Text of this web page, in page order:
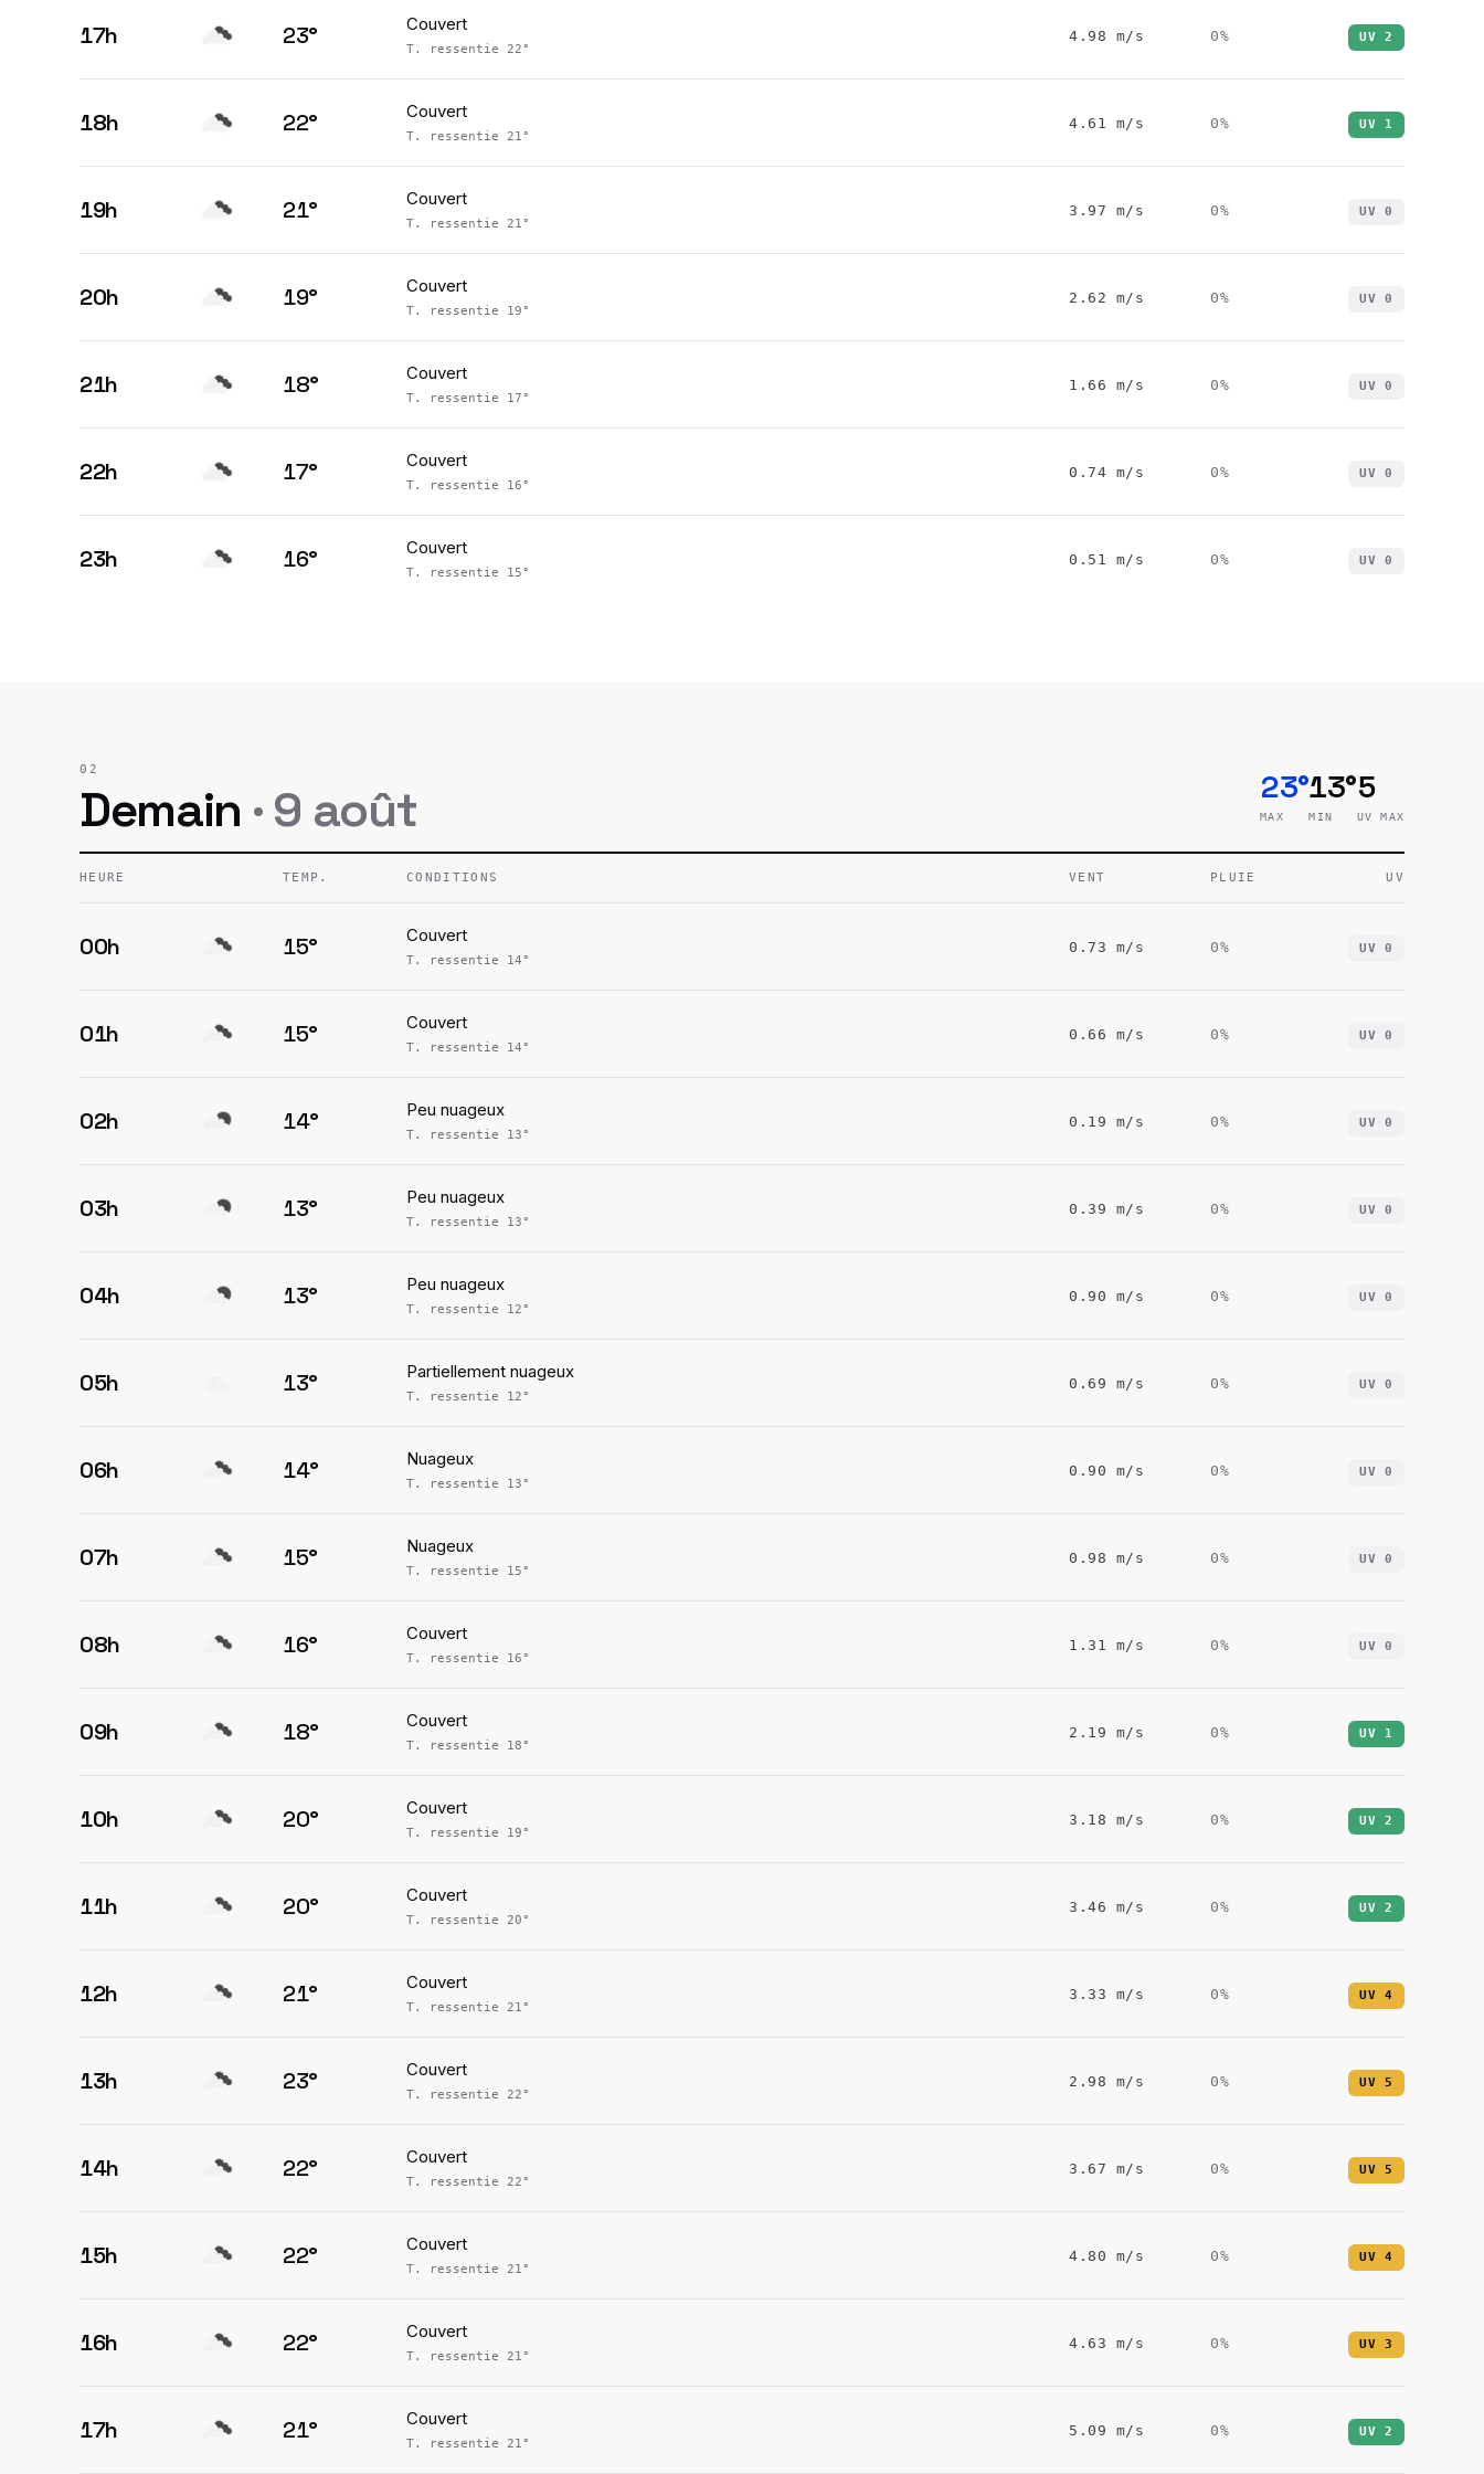
17h 23° Couvert
T. ressentie 22°
4.98 m/s 0% UV2
18h 22° Couvert
T. ressentie 21°
4.61 m/s 0% UV 1
19h 21° Couvert
T. ressentie 21°
3.97 m/s 0% UV0
20h 19° Couvert
T. ressentie 19°
2.62 m/s 0% UV0
21h 18° Couvert
T. ressentie 17°
1.66 m/s 0% UV0
22h 17° Couvert
T. ressentie 16°
0.74 m/s 0% UV0
23h 16° Couvert
T. ressentie 15°
0.51 m/s 0% UV0
02
Demain ·9 août 23°
MAX
13°
MIN
5
UV MAX
HEURE TEMP. CONDITIONS VENT PLUIE UV
00h 15° Couvert
T. ressentie 14°
0.73 m/s 0% UV0
01h 15° Couvert
T. ressentie 14°
0.66 m/s 0% UV0
02h 14° Peu nuageux
T. ressentie 13°
0.19 m/s 0% UV0
03h 13° Peu nuageux
T. ressentie 13°
0.39 m/s 0% UV0
04h 13° Peu nuageux
T. ressentie 12°
0.90 m/s 0% UV0
05h 13° Partiellement nuageux
T. ressentie 12°
0.69 m/s 0% UV0
06h 14° Nuageux
T. ressentie 13°
0.90 m/s 0% UV0
07h 15° Nuageux
T. ressentie 15°
0.98 m/s 0% UV0
08h 16° Couvert
T. ressentie 16°
1.31 m/s 0% UV0
09h 18° Couvert
T. ressentie 18°
2.19 m/s 0% UV 1
10h 20° Couvert
T. ressentie 19°
3.18 m/s 0% UV2
11h 20° Couvert
T. ressentie 20°
3.46 m/s 0% UV2
12h 21° Couvert
T. ressentie 21°
3.33 m/s 0% UV4
13h 23° Couvert
T. ressentie 22°
2.98 m/s 0% UV 5
14h 22° Couvert
T. ressentie 22°
3.67 m/s 0% UV 5
15h 22° Couvert
T. ressentie 21°
4.80 m/s 0% UV4
16h 22° Couvert
T. ressentie 21°
4.63 m/s 0% UV 3
17h 21° Couvert
T. ressentie 21°
5.09 m/s 0% UV2